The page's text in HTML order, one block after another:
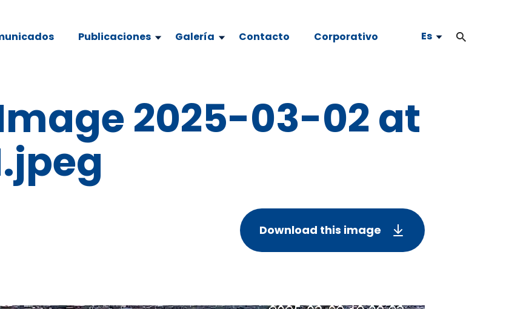
Publicaciones Galería Contacto Corporativo Es
2025-03-02 at
Download this image